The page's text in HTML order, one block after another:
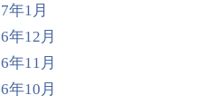
年1月
年12月
年11月
年10月